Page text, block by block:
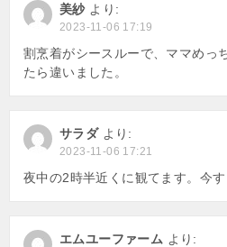
美紗 より:
2023-11-06 17:19
割烹着がシースルーで、ママめっ
たら違いました。
サラダ より:
2023-11-06 17:21
夜中の2時半近くに観てます。今
エムユーファーム より: